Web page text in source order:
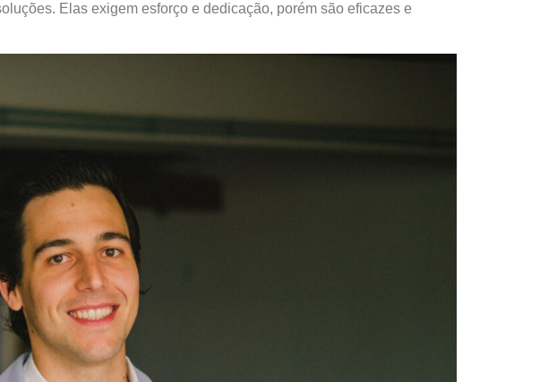
Elas exigem esforço e dedicação, porém são eficazes e